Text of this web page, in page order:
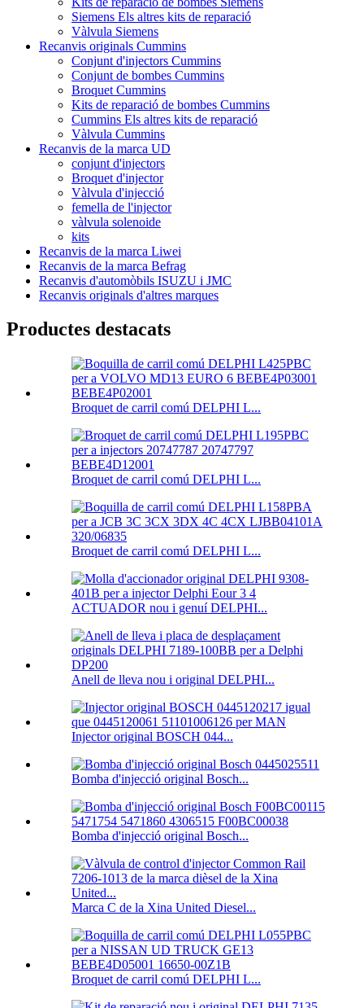
Siemens Els altres kits de reparació
Vàlvula Siemens
Recanvis originals Cummins
Conjunt d'injectors Cummins
Conjunt de bombes Cummins
Broquet Cummins
Kits de reparació de bombes Cummins
Cummins Els altres kits de reparació
Vàlvula Cummins
Recanvis de la marca UD
conjunt d'injectors
Broquet d'injector
Vàlvula d'injecció
femella de l'injector
vàlvula solenoide
kits
Recanvis de la marca Liwei
Recanvis de la marca Befrag
Recanvis d'automòbils ISUZU i JMC
Recanvis originals d'altres marques
Productes destacats
Broquet de carril comú DELPHI L...
Broquet de carril comú DELPHI L...
Broquet de carril comú DELPHI L...
ACTUADOR nou i genuí DELPHI...
Anell de lleva nou i original DELPHI...
Injector original BOSCH 044...
Bomba d'injecció original Bosch...
Bomba d'injecció original Bosch...
Marca C de la Xina United Diesel...
Broquet de carril comú DELPHI L...